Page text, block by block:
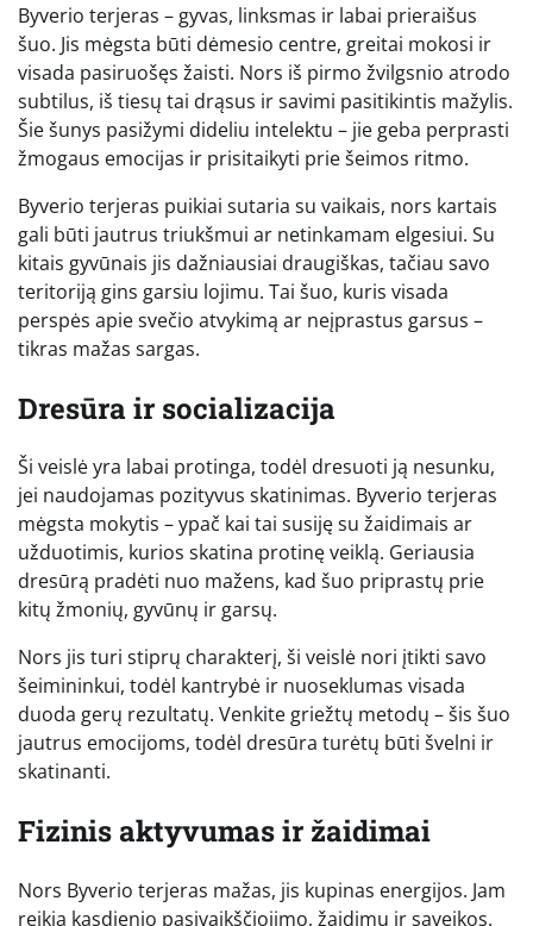
Byverio terjeras – gyvas, linksmas ir labai prieraišus
šuo. Jis mėgsta būti dėmesio centre, greitai mokosi ir
visada pasiruošęs žaisti. Nors iš pirmo žvilgsnio atrodo
subtilus, iš tiesų tai drąsus ir savimi pasitikintis mažylis.
Šie šunys pasižymi dideliu intelektu – jie geba perprasti
žmogaus emocijas ir prisitaikyti prie šeimos ritmo.
Byverio terjeras puikiai sutaria su vaikais, nors kartais
gali būti jautrus triukšmui ar netinkamam elgesiui. Su
kitais gyvūnais jis dažniausiai draugiškas, tačiau savo
teritoriją gins garsiu lojimu. Tai šuo, kuris visada
perspės apie svečio atvykimą ar neįprastus garsus –
tikras mažas sargas.
Dresūra ir socializacija
Ši veislė yra labai protinga, todėl dresuoti ją nesunku,
jei naudojamas pozityvus skatinimas. Byverio terjeras
mėgsta mokytis – ypač kai tai susiję su žaidimais ar
užduotimis, kurios skatina protinę veiklą. Geriausia
dresūrą pradėti nuo mažens, kad šuo priprastų prie
kitų žmonių, gyvūnų ir garsų.
Nors jis turi stiprų charakterį, ši veislė nori įtikti savo
šeimininkui, todėl kantrybė ir nuoseklumas visada
duoda gerų rezultatų. Venkite griežtų metodų – šis šuo
jautrus emocijoms, todėl dresūra turėtų būti švelni ir
skatinanti.
Fizinis aktyvumas ir žaidimai
Nors Byverio terjeras mažas, jis kupinas energijos. Jam
reikia kasdienio pasivaikščiojimo, žaidimų ir sąveikos.